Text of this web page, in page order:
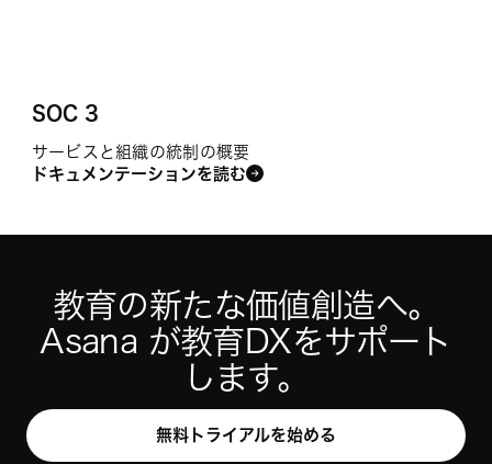
SOC 3
サービスと組織の統制の概要
ドキュメンテーションを読む
教育の新たな価値創造へ。
Asana が教育DXをサポート
します。
無料トライアルを始める